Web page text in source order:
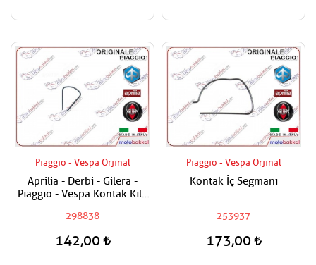
Piaggio - Vespa Orjinal
Aprilia - Derbi - Gilera -
Piaggio - Vespa Kontak Kilit
298838
142,00
Piaggio - Vespa Orjinal
Kontak İç Segmanı
253937
173,00